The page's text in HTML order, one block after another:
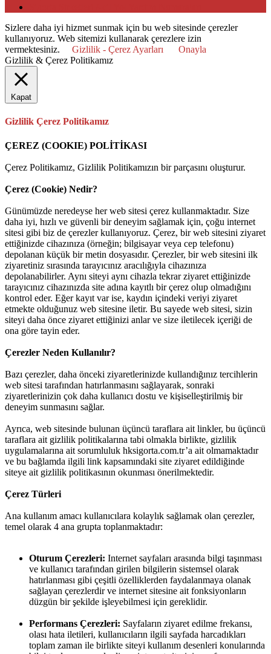
Sizlere daha iyi hizmet sunmak için bu web sitesinde çerezler
kullanıyoruz. Web sitemizi kullanarak çerezlere izin
vermektesiniz.
Gizlilik - Çerez Ayarları
Onayla
Gizlilik & Çerez Politikamız
Kapat
Gizlilik Çerez Politikamız
ÇEREZ (COOKIE) POLİTİKASI
Çerez Politikamız, Gizlilik Politikamızın bir parçasını oluşturur.
Çerez (Cookie) Nedir?
Günümüzde neredeyse her web sitesi çerez kullanmaktadır. Size
daha iyi, hızlı ve güvenli bir deneyim sağlamak için, çoğu internet
sitesi gibi biz de çerezler kullanıyoruz. Çerez, bir web sitesini ziyaret
ettiğinizde cihazınıza (örneğin; bilgisayar veya cep telefonu)
depolanan küçük bir metin dosyasıdır. Çerezler, bir web sitesini ilk
ziyaretiniz sırasında tarayıcınız aracılığıyla cihazınıza
depolanabilirler. Aynı siteyi aynı cihazla tekrar ziyaret ettiğinizde
tarayıcınız cihazınızda site adına kayıtlı bir çerez olup olmadığını
kontrol eder. Eğer kayıt var ise, kaydın içindeki veriyi ziyaret
etmekte olduğunuz web sitesine iletir. Bu sayede web sitesi, sizin
siteyi daha önce ziyaret ettiğinizi anlar ve size iletilecek içeriği de
ona göre tayin eder.
Çerezler Neden Kullanılır?
Bazı çerezler, daha önceki ziyaretlerinizde kullandığınız tercihlerin
web sitesi tarafından hatırlanmasını sağlayarak, sonraki
ziyaretlerinizin çok daha kullanıcı dostu ve kişiselleştirilmiş bir
deneyim sunmasını sağlar.
Ayrıca, web sitesinde bulunan üçüncü taraflara ait linkler, bu üçüncü
taraflara ait gizlilik politikalarına tabi olmakla birlikte, gizlilik
uygulamalarına ait sorumluluk hksigorta.com.tr’a ait olmamaktadır
ve bu bağlamda ilgili link kapsamındaki site ziyaret edildiğinde
siteye ait gizlilik politikasının okunması önerilmektedir.
Çerez Türleri
Ana kullanım amacı kullanıcılara kolaylık sağlamak olan çerezler,
temel olarak 4 ana grupta toplanmaktadır:
Oturum Çerezleri: Internet sayfaları arasında bilgi taşınması
ve kullanıcı tarafından girilen bilgilerin sistemsel olarak
hatırlanması gibi çeşitli özelliklerden faydalanmaya olanak
sağlayan çerezlerdir ve internet sitesine ait fonksiyonların
düzgün bir şekilde işleyebilmesi için gereklidir.
Performans Çerezleri: Sayfaların ziyaret edilme frekansı,
olası hata iletileri, kullanıcıların ilgili sayfada harcadıkları
toplam zaman ile birlikte siteyi kullanım desenleri konularında